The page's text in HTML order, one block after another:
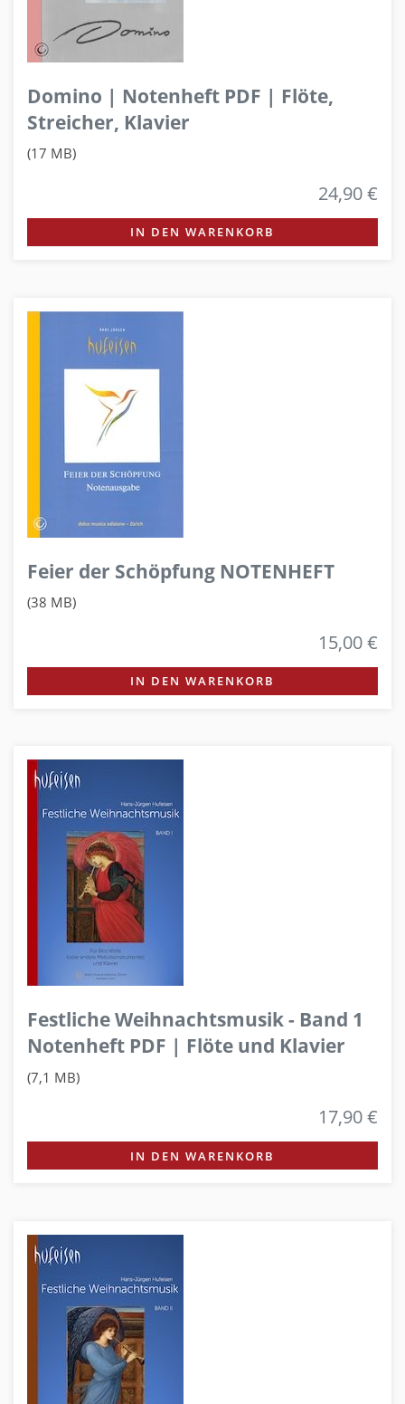
Domino | Notenheft PDF | Flöte,
Streicher, Klavier
(17 MB)
24,90 €
IN DEN WARENKORB
Feier der Schöpfung NOTENHEFT
(38 MB)
15,00 €
IN DEN WARENKORB
Festliche Weihnachtsmusik - Band 1
Notenheft PDF | Flöte und Klavier
(7,1 MB)
17,90 €
IN DEN WARENKORB